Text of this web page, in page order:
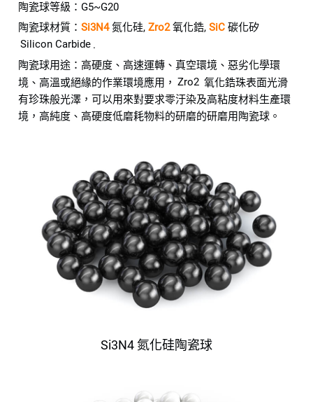
陶瓷球等級：G5~G20
陶瓷球材質： Si3N4氮化硅, Zro2氧化鋯, SiC 碳化矽
Silicon Carbide .
陶瓷球用途：高硬度、高速運轉、真空環境、惡劣化學環
境、高溫或絕緣的作業環境應用， Zro2 氧化鋯珠表面光滑
有珍珠般光澤，可以用來對要求零汙染及高粘度材料生產環
境，高純度、高硬度低磨耗物料的研磨的研磨用陶瓷球。
Si3N4 氮化硅陶瓷球